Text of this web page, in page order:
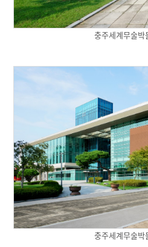
충주세계무술박
충주세계무술박